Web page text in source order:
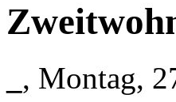
, Montag,